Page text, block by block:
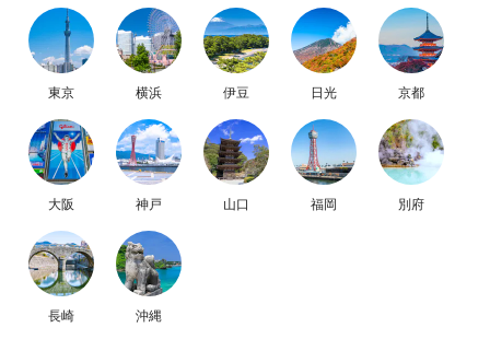
東京 横浜 伊豆 日光 京都
大阪 神戸 山口 福岡 別府
長崎 沖縄